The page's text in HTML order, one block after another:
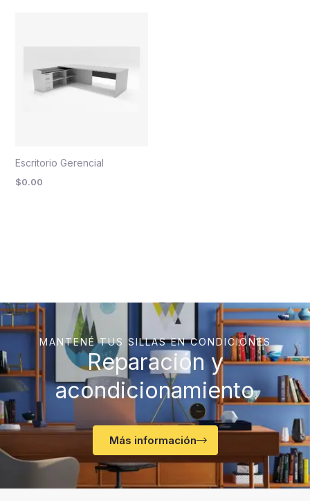
Escritorio Gerencial
$0.00
MANTENÉ TUS SILLAS EN CONDICIONES
Reparación y
acondicionamiento
Más información